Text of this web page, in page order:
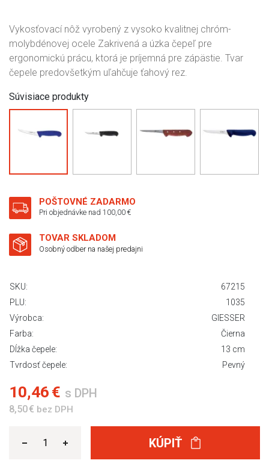
Vykosťovací nôž vyrobený z vysoko kvalitnej chróm-
molybdénovej ocele Zakrivená a úzka čepeľ pre
ergonomickú prácu, ktorá je príjemná pre zápästie. Tvar
čepele predovšetkým uľahčuje ťahový rez.
Súvisiace produkty
POŠTOVNÉ ZADARMO
Pri objednávke nad 100,00 €
TOVAR SKLADOM
Osobný odber na našej predajni
SKU:
67215
PLU:
1035
Výrobca:
GIESSER
Farba:
Čierna
Dĺžka čepele:
13 cm
Tvrdosť čepele:
Pevný
10,46 € s DPH
8,50 € bez DPH
KÚPIŤ